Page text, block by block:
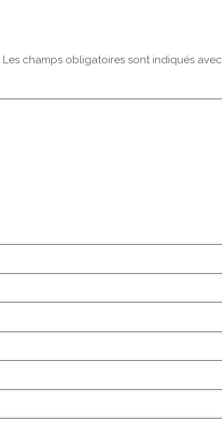
Les champs obligatoires sont indiqués avec